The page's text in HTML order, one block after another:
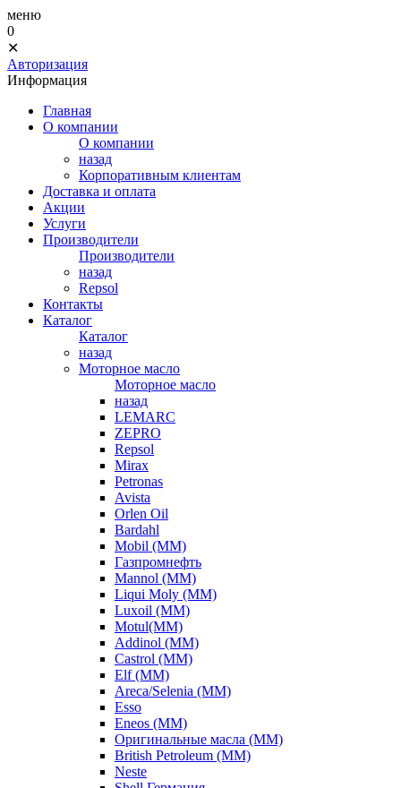
меню
0
✕
Авторизация
Информация
Главная
О компании
О компании
назад
Корпоративным клиентам
Доставка и оплата
Акции
Услуги
Производители
Производители
назад
Repsol
Контакты
Каталог
Каталог
назад
Моторное масло
Моторное масло
назад
LEMARC
ZEPRO
Repsol
Mirax
Petronas
Avista
Orlen Oil
Bardahl
Mobil (ММ)
Газпромнефть
Mannol (ММ)
Liqui Moly (ММ)
Luxoil (ММ)
Motul(ММ)
Addinol (ММ)
Castrol (ММ)
Elf (ММ)
Areca/Selenia (ММ)
Esso
Eneos (ММ)
Оригинальные масла (ММ)
British Petroleum (ММ)
Neste